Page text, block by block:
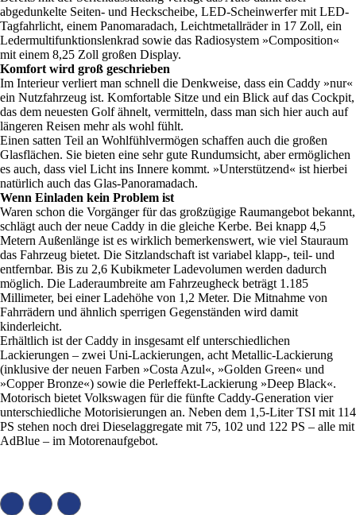
abgedunkelte Seiten- und Heckscheibe, LED-Scheinwerfer mit LED-
Tagfahrlicht, einem Panomaradach, Leichtmetallräder in 17 Zoll, ein
Ledermultifunktionslenkrad sowie das Radiosystem »Composition«
mit einem 8,25 Zoll großen Display.
Komfort wird groß geschrieben
Im Interieur verliert man schnell die Denkweise, dass ein Caddy »nur«
ein Nutzfahrzeug ist. Komfortable Sitze und ein Blick auf das Cockpit,
das dem neuesten Golf ähnelt, vermitteln, dass man sich hier auch auf
längeren Reisen mehr als wohl fühlt.
Einen satten Teil an Wohlfühlvermögen schaffen auch die großen
Glasflächen. Sie bieten eine sehr gute Rundumsicht, aber ermöglichen
es auch, dass viel Licht ins Innere kommt. »Unterstützend« ist hierbei
natürlich auch das Glas-Panoramadach.
Wenn Einladen kein Problem ist
Waren schon die Vorgänger für das großzügige Raumangebot bekannt,
schlägt auch der neue Caddy in die gleiche Kerbe. Bei knapp 4,5
Metern Außenlänge ist es wirklich bemerkenswert, wie viel Stauraum
das Fahrzeug bietet. Die Sitzlandschaft ist variabel klapp-, teil- und
entfernbar. Bis zu 2,6 Kubikmeter Ladevolumen werden dadurch
möglich. Die Laderaumbreite am Fahrzeugheck beträgt 1.185
Millimeter, bei einer Ladehöhe von 1,2 Meter. Die Mitnahme von
Fahrrädern und ähnlich sperrigen Gegenständen wird damit
kinderleicht.
Erhältlich ist der Caddy in insgesamt elf unterschiedlichen
Lackierungen – zwei Uni-Lackierungen, acht Metallic-Lackierung
(inklusive der neuen Farben »Costa Azul«, »Golden Green« und
»Copper Bronze«) sowie die Perleffekt-Lackierung »Deep Black«.
Motorisch bietet Volkswagen für die fünfte Caddy-Generation vier
unterschiedliche Motorisierungen an. Neben dem 1,5-Liter TSI mit 114
PS stehen noch drei Dieselaggregate mit 75, 102 und 122 PS – alle mit
AdBlue – im Motorenaufgebot.